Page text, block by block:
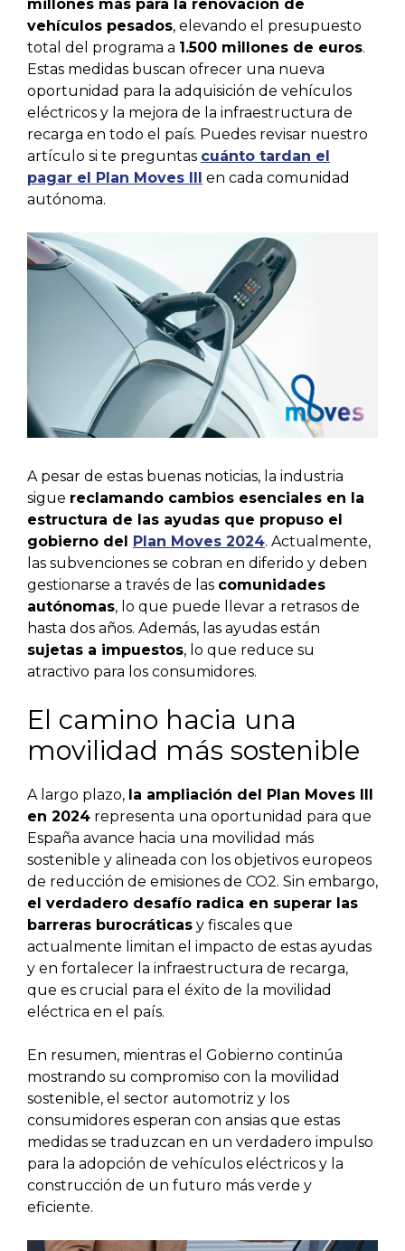
millones más para la renovación de
vehículos pesados, elevando el presupuesto
total del programa a 1.500 millones de euros.
Estas medidas buscan ofrecer una nueva
oportunidad para la adquisición de vehículos
eléctricos y la mejora de la infraestructura de
recarga en todo el país. Puedes revisar nuestro
artículo si te preguntas cuánto tardan el
pagar el Plan Moves III
en cada comunidad
autónoma.
A pesar de estas buenas noticias, la industria
sigue reclamando cambios esenciales en la
estructura de las ayudas que propuso el
gobierno del Plan Moves 2024. Actualmente,
las subvenciones se cobran en diferido y deben
gestionarse a través de las comunidades
autónomas, lo que puede llevar a retrasos de
hasta dos años. Además, las ayudas están
sujetas a impuestos, lo que reduce su
atractivo para los consumidores.
El camino hacia una
movilidad más sostenible
A largo plazo, la ampliación del Plan Moves III
en 2024 representa una oportunidad para que
España avance hacia una movilidad más
sostenible y alineada con los objetivos europeos
de reducción de emisiones de CO2. Sin embargo,
el verdadero desafío radica en superar las
barreras burocráticas y fiscales que
actualmente limitan el impacto de estas ayudas
y en fortalecer la infraestructura de recarga,
que es crucial para el éxito de la movilidad
eléctrica en el país.
En resumen, mientras el Gobierno continúa
mostrando su compromiso con la movilidad
sostenible, el sector automotriz y los
consumidores esperan con ansias que estas
medidas se traduzcan en un verdadero impulso
para la adopción de vehículos eléctricos y la
construcción de un futuro más verde y
eficiente.